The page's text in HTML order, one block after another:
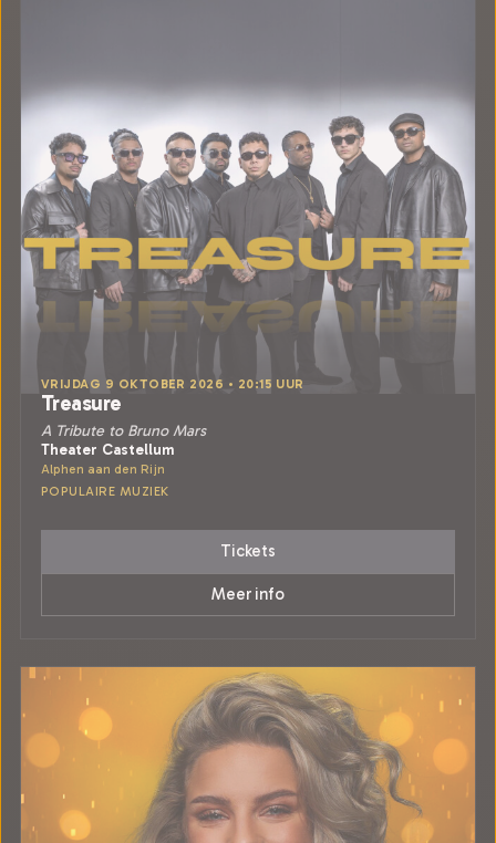
VRIJDAG 9 OKTOBER 2026 • 20:15 UUR
Treasure
A Tribute to Bruno Mars
Theater Castellum
Alphen aan den Rijn
POPULAIRE MUZIEK
Tickets
Meer info